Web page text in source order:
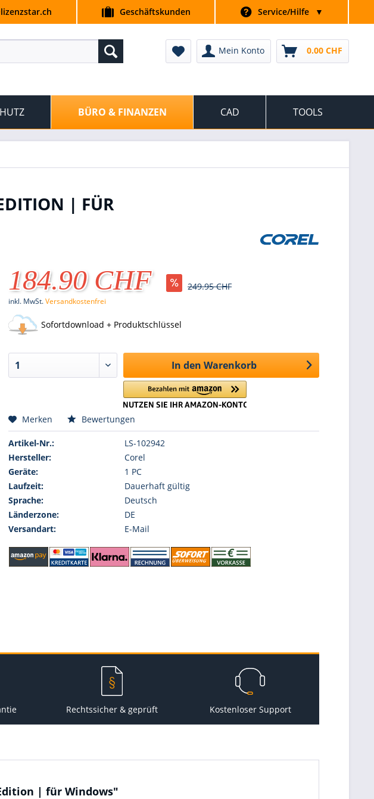
Geschäftskunden Service/Hilfe ▼
Mein Konto 0.00 CHF
BÜRO & FINANZEN CAD TOOLS
| FÜR
184.90 CHF 249.95 CHF
inkl. MwSt.Versandkostenfrei
Sofortdownload + Produktschlüssel
In den Warenkorb
Merken Bewertungen
Artikel-Nr.:
LS-102942
Hersteller:
Corel
Geräte:
1 PC
Laufzeit:
Dauerhaft gültig
Sprache:
Deutsch
Länderzone:
DE
Versandart:
E-Mail
Rechtssicher & geprüft Kostenloser Support
| für Windows"